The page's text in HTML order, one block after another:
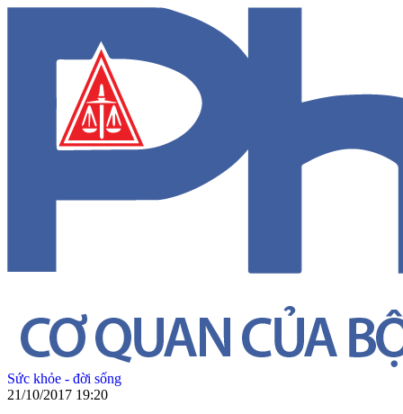
Sức khỏe - đời sống
21/10/2017 19:20